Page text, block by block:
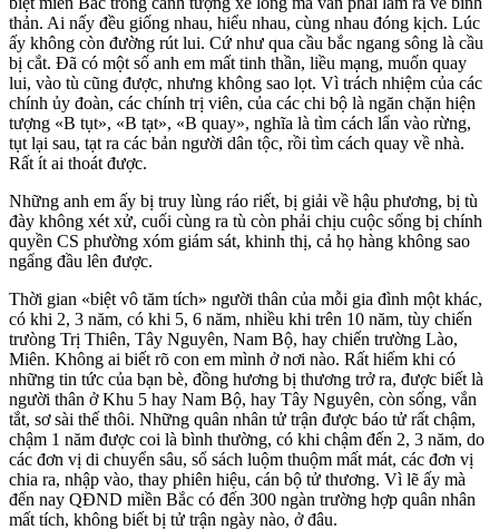
thản. Ai nấy đều giống nhau, hiểu nhau, cùng nhau đóng kịch. Lúc
ấy không còn đường rút lui. Cứ như qua cầu bắc ngang sông là cầu
bị cắt. Đã có một số anh em mất tinh thần, liều mạng, muốn quay
lui, vào tù cũng được, nhưng không sao lọt. Vì trách nhiệm của các
chính ủy đoàn, các chính trị viên, của các chi bộ là ngăn chặn hiện
tượng «B tụt», «B tạt», «B quay», nghĩa là tìm cách lẩn vào rừng,
tụt lại sau, tạt ra các bản người dân tộc, rồi tìm cách quay về nhà.
Rất ít ai thoát được.
Những anh em ấy bị truy lùng ráo riết, bị giải về hậu phương, bị tù
đày không xét xử, cuối cùng ra tù còn phải chịu cuộc sống bị chính
quyền CS phường xóm giám sát, khinh thị, cả họ hàng không sao
ngẩng đầu lên được.
Thời gian «biệt vô tăm tích» người thân của mỗi gia đình một khác,
có khi 2, 3 năm, có khi 5, 6 năm, nhiều khi trên 10 năm, tùy chiến
trưòng Trị Thiên, Tây Nguyên, Nam Bộ, hay chiến trường Lào,
Miên. Không ai biết rõ con em mình ở nơi nào. Rất hiếm khi có
những tin tức của bạn bè, đồng hương bị thương trở ra, được biết là
người thân ở Khu 5 hay Nam Bộ, hay Tây Nguyên, còn sống, vắn
tắt, sơ sài thế thôi. Những quân nhân tử trận được báo tử rất chậm,
chậm 1 năm được coi là bình thường, có khi chậm đến 2, 3 năm, do
các đơn vị di chuyển sâu, sổ sách luộm thuộm mất mát, các đơn vị
chia ra, nhập vào, thay phiên hiệu, cán bộ tử thương. Vì lẽ ấy mà
đến nay QĐND miền Bắc có đến 300 ngàn trường hợp quân nhân
mất tích, không biết bị tử trận ngày nào, ở đâu.